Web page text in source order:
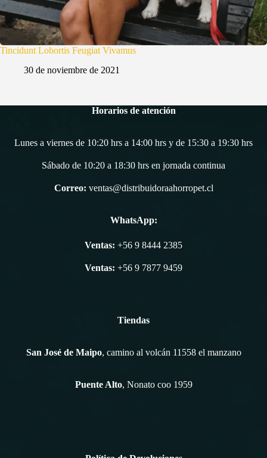
Tincidunt Lobortis Feugiat Vivamus
30 de noviembre de 2021
Horarios de atención
Lunes a viernes de 10:20 hrs a 14:00 hrs y de 15:30 a 19:30 hrs
Sábado de 10:20 a 18:30 hrs en jornada continua
Correo: ventas@distribuidoraahorropet.cl
WhatsApp:
Ventas: +56 9 8444 2385
Ventas: +56 9 7877 9459
Tiendas
San José de Maipo, camino al volcán 11558 el manzano
Puente Alto, Nonato coo 1959